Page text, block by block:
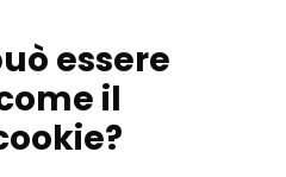
essere
il